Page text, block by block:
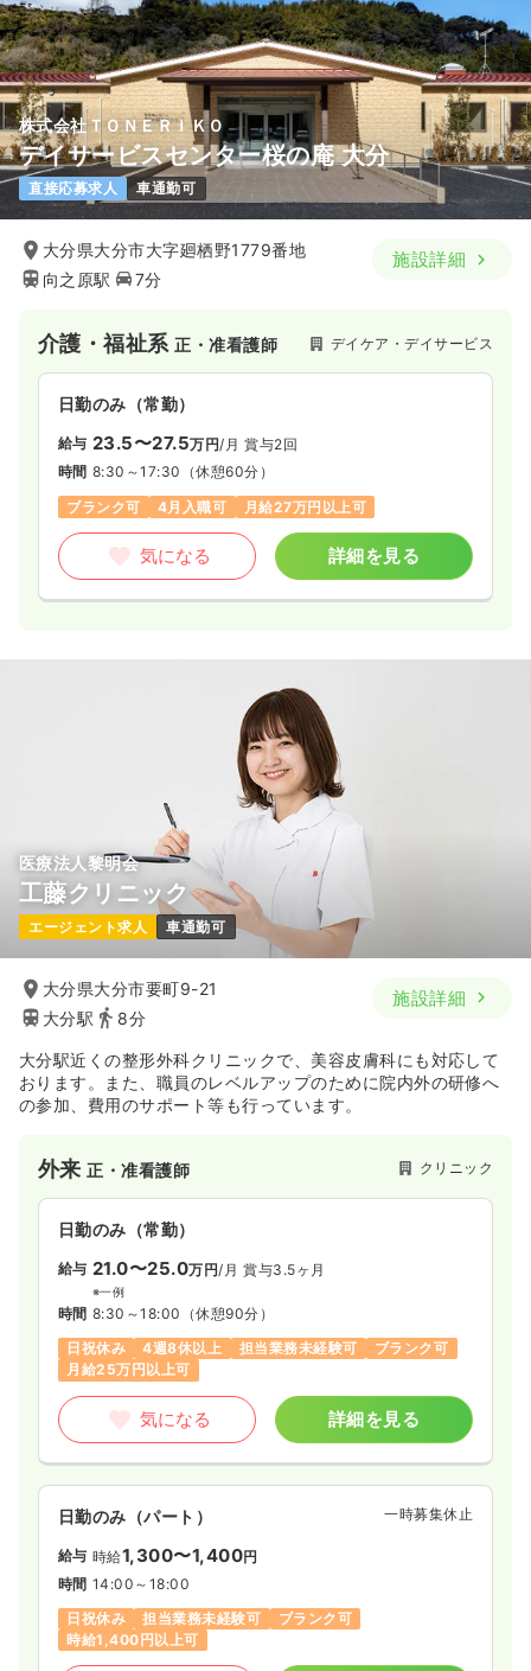
■経験年数やメンバー構成を考慮して担当を決定するため、未
経験の方も安心して勤務できる環境です。また、自宅から通勤
しやすいエリアの担当となるよう配慮するなど、仕事と家庭を
両立しやすい環境を整えています。
株式会社ＴＯＮＥＲＩＫＯ
デイサービスセンター桜の庵 大分
直接応募求人 車通勤可
大分県大分市大字廻栖野1779番地
向之原駅
7分
施設詳細
介護・福祉系正・准看護師 デイケア・デイサービス
日勤のみ（常勤）
給与 23.5〜27.5万円/月 賞与2回
時間 8:30～17:30 （休憩60分）
ブランク可
4月入職可 月給27万円以上可
気になる 詳細を見る
医療法人黎明会
工藤クリニック
エージェント求人 車通勤可
大分県大分市要町9-21
大分駅
8分
施設詳細
大分駅近くの整形外科クリニックで、美容皮膚科にも対応して
おります。また、職員のレベルアップのために院内外の研修へ
の参加、費用のサポート等も行っています。
外来正・准看護師 クリニック
日勤のみ（常勤）
給与 21.0〜25.0万円/月 賞与3.5ヶ月
※一例
時間 8:30～18:00 （休憩90分）
日祝休み
4週8休以上 担当業務未経験可
ブランク可
月給25万円以上可
気になる 詳細を見る
日勤のみ（パート） 一時募集休止
給与 時給1,300〜1,400円
時間 14:00～18:00
日祝休み
担当業務未経験可
ブランク可
時給1,400円以上可